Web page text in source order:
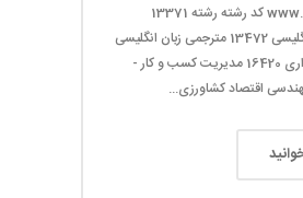
www.sanjesh.org کد رشته رشته 13371
آموزش زبان انگلیسی 13472 مترجمی زبان انگلیسی
14717 حسابداری 16420 مدیریت کسب و کار -